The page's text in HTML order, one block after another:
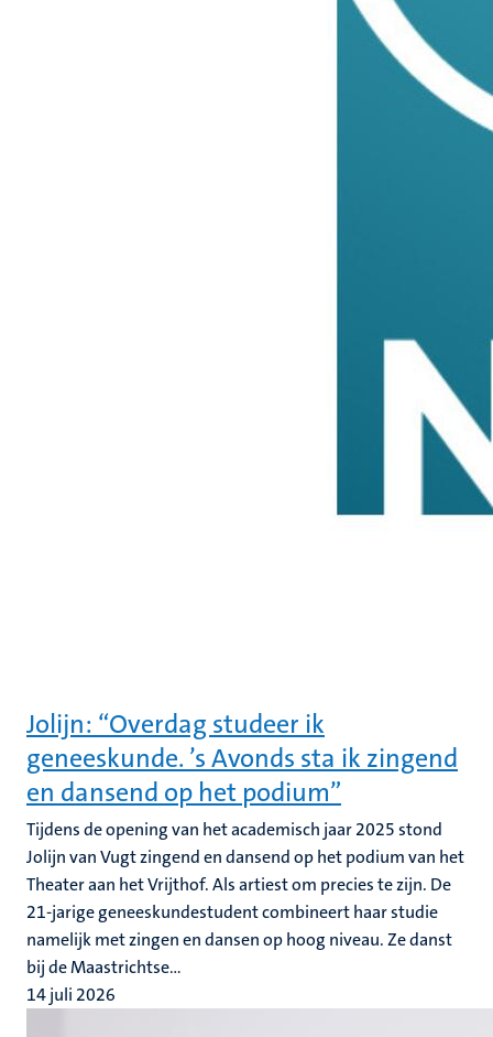
Jolijn: “Overdag studeer ik
geneeskunde. ’s Avonds sta ik zingend
en dansend op het podium”
Tijdens de opening van het academisch jaar 2025 stond
Jolijn van Vugt zingend en dansend op het podium van het
Theater aan het Vrijthof. Als artiest om precies te zijn. De
21-jarige geneeskundestudent combineert haar studie
namelijk met zingen en dansen op hoog niveau. Ze danst
bij de Maastrichtse...
14 juli 2026